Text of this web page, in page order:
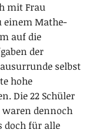
mit Frau
einem Mathe-
auf die
der
selbst
hohe
Die 22 Schüler
dennoch
doch für alle